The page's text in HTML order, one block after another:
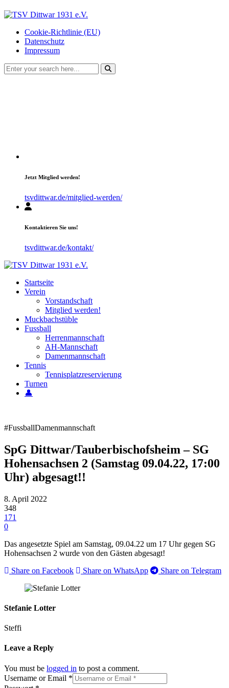
Cookie-Richtlinie (EU)
Datenschutz
Impressum
Jetzt Mitglied werden!
tsvdittwar.de/mitglied-werden/
Kontaktieren Sie uns!
tsvdittwar.de/kontakt/
Startseite
Verein
Vorstandschaft
Mitglied werden!
Muckbachstüble
Fussball
Herrenmannschaft
AH-Mannschaft
Damenmannschaft
Tennis
Tennisplatzreservierung
Turnen
👤
#FussballDamenmannschaft
SpG Dittwar/Tauberbischofsheim – SG
Hohensachsen 2 (Samstag 09.04.22, 17:00
Uhr) abgesagt!!
8. April 2022
348
171
0
Das angesetzte Spiel am Samstag, 09.04.22 um 17 Uhr gegen SG
Hohensachsen 2 wurde von den Gästen abgesagt!
Share on Facebook
Share on WhatsApp Share on Telegram
Stefanie Lotter
Steffi
Leave a Reply
You must be logged in to post a comment.
Username or Email *